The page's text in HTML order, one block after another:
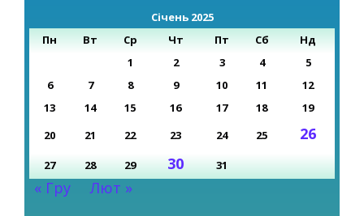
Січень 2025
Пн
Вт Ср Чт Пт Сб
Нд
1
2 3 4
5
6
7 8 9 10 11
12
13
14 15 16 17 18
19
20
21 22 23 24 25 26
27 28 29 30 31
« Гру Лют »